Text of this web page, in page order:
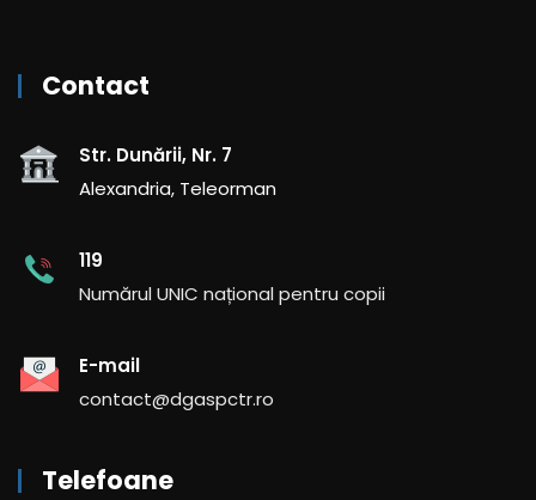
Contact
Str. Dunării, Nr. 7
Alexandria, Teleorman
119
Numărul UNIC național pentru copii
E-mail
contact@dgaspctr.ro
Telefoane